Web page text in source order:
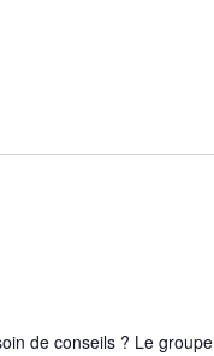
de conseils ? Le groupe